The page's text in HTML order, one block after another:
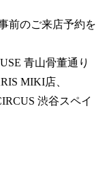
前のご来店予約を
青山骨董通り
MIKI店、
渋谷スペイ